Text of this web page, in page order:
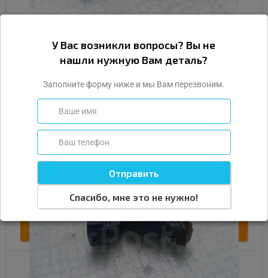
Форсунка топливная, бензиновая
(инжекторного двигателя) для Киа Серато
Оригинальный номер (OEM): 353102B000
Внутренний номер:#25660
Тип детали:Б/У
Состояние:Нормальное
500
Подробнее
У Вас возникли вопросы? Вы не
нашли нужную Вам деталь?
Заполните форму ниже и мы Вам перезвоним.
Спасибо, мне это не нужно!